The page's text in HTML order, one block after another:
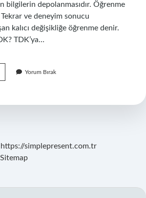
bilgilerin depolanmasıdır. Öğrenme
ve deneyim sonucu
kalıcı değişikliğe öğrenme denir.
TDK’ya…
Yorum Bırak
https://simplepresent.com.tr
Sitemap